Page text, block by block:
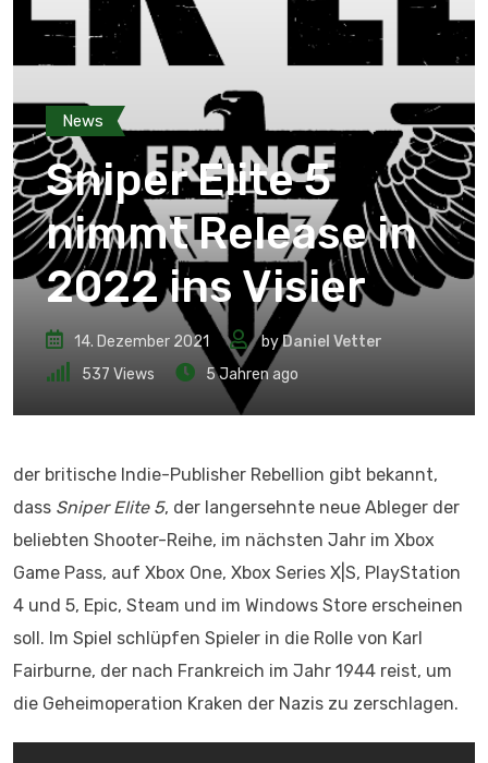
News
Sniper Elite 5
nimmt Release in
2022 ins Visier
14. Dezember 2021 byDaniel Vetter
537 Views 5 Jahren ago
der britische Indie-Publisher Rebellion gibt bekannt,
dass Sniper Elite 5, der langersehnte neue Ableger der
beliebten Shooter-Reihe, im nächsten Jahr im Xbox
Game Pass, auf Xbox One, Xbox Series X|S, PlayStation
4 und 5, Epic, Steam und im Windows Store erscheinen
soll. Im Spiel schlüpfen Spieler in die Rolle von Karl
Fairburne, der nach Frankreich im Jahr 1944 reist, um
die Geheimoperation Kraken der Nazis zu zerschlagen.